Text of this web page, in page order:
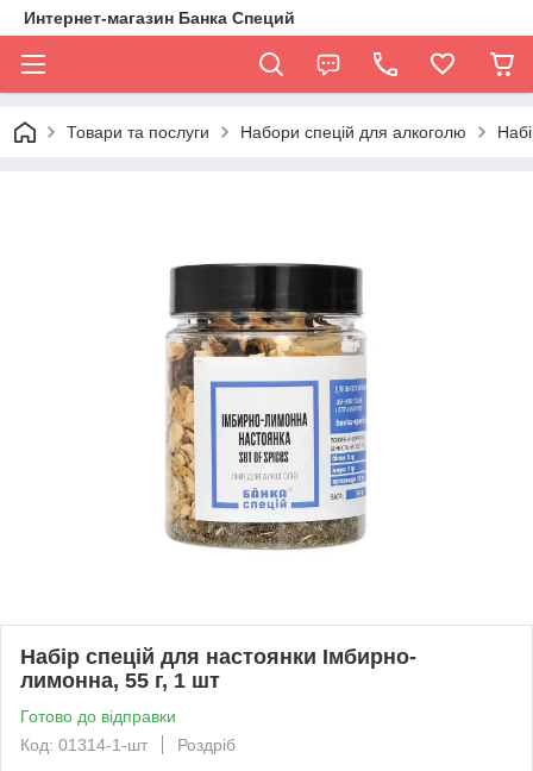
Интернет-магазин Банка Специй
Товари та послуги Набори спецій для алкоголю
Набір спецій для настоянки Імбирно-
лимонна, 55 г, 1 шт
Готово до відправки
Код: 01314-1-шт
Роздріб